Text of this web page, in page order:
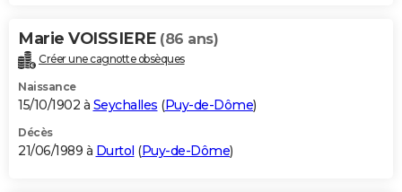
Marie VOISSIERE (86 ans)
Créer une cagnotte obsèques
Naissance
15/10/1902 à Seychalles (Puy-de-Dôme)
Décès
21/06/1989 à Durtol (Puy-de-Dôme)